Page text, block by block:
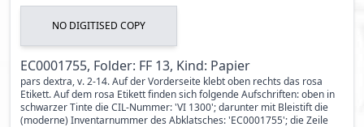
NO DIGITISED COPY
EC0001755, Folder: FF 13, Kind: Papier
pars dextra, v. 2-14. Auf der Vorderseite klebt oben rechts das rosa
Etikett. Auf dem rosa Etikett finden sich folgende Aufschriften: oben in
schwarzer Tinte die CIL-Nummer: 'VI 1300'; darunter mit Bleistift die
(moderne) Inventarnummer des Abklatsches: 'EC0001755'; die Zeile